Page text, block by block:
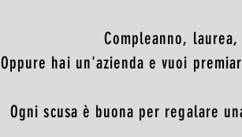
Compleanno, laurea,
Oppure hai un'azienda e vuoi
Ogni scusa è buona per regalare